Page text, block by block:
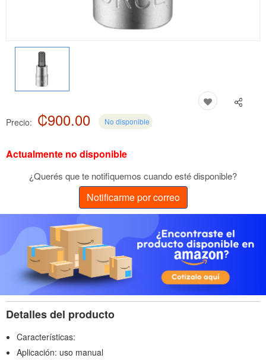
Precio: ₡900.00 No disponible
Actualmente no disponible
¿Querés que te notifiquemos cuando esté disponible?
Notificarme por correo
Detalles del producto
Características:
Aplicación: uso manual